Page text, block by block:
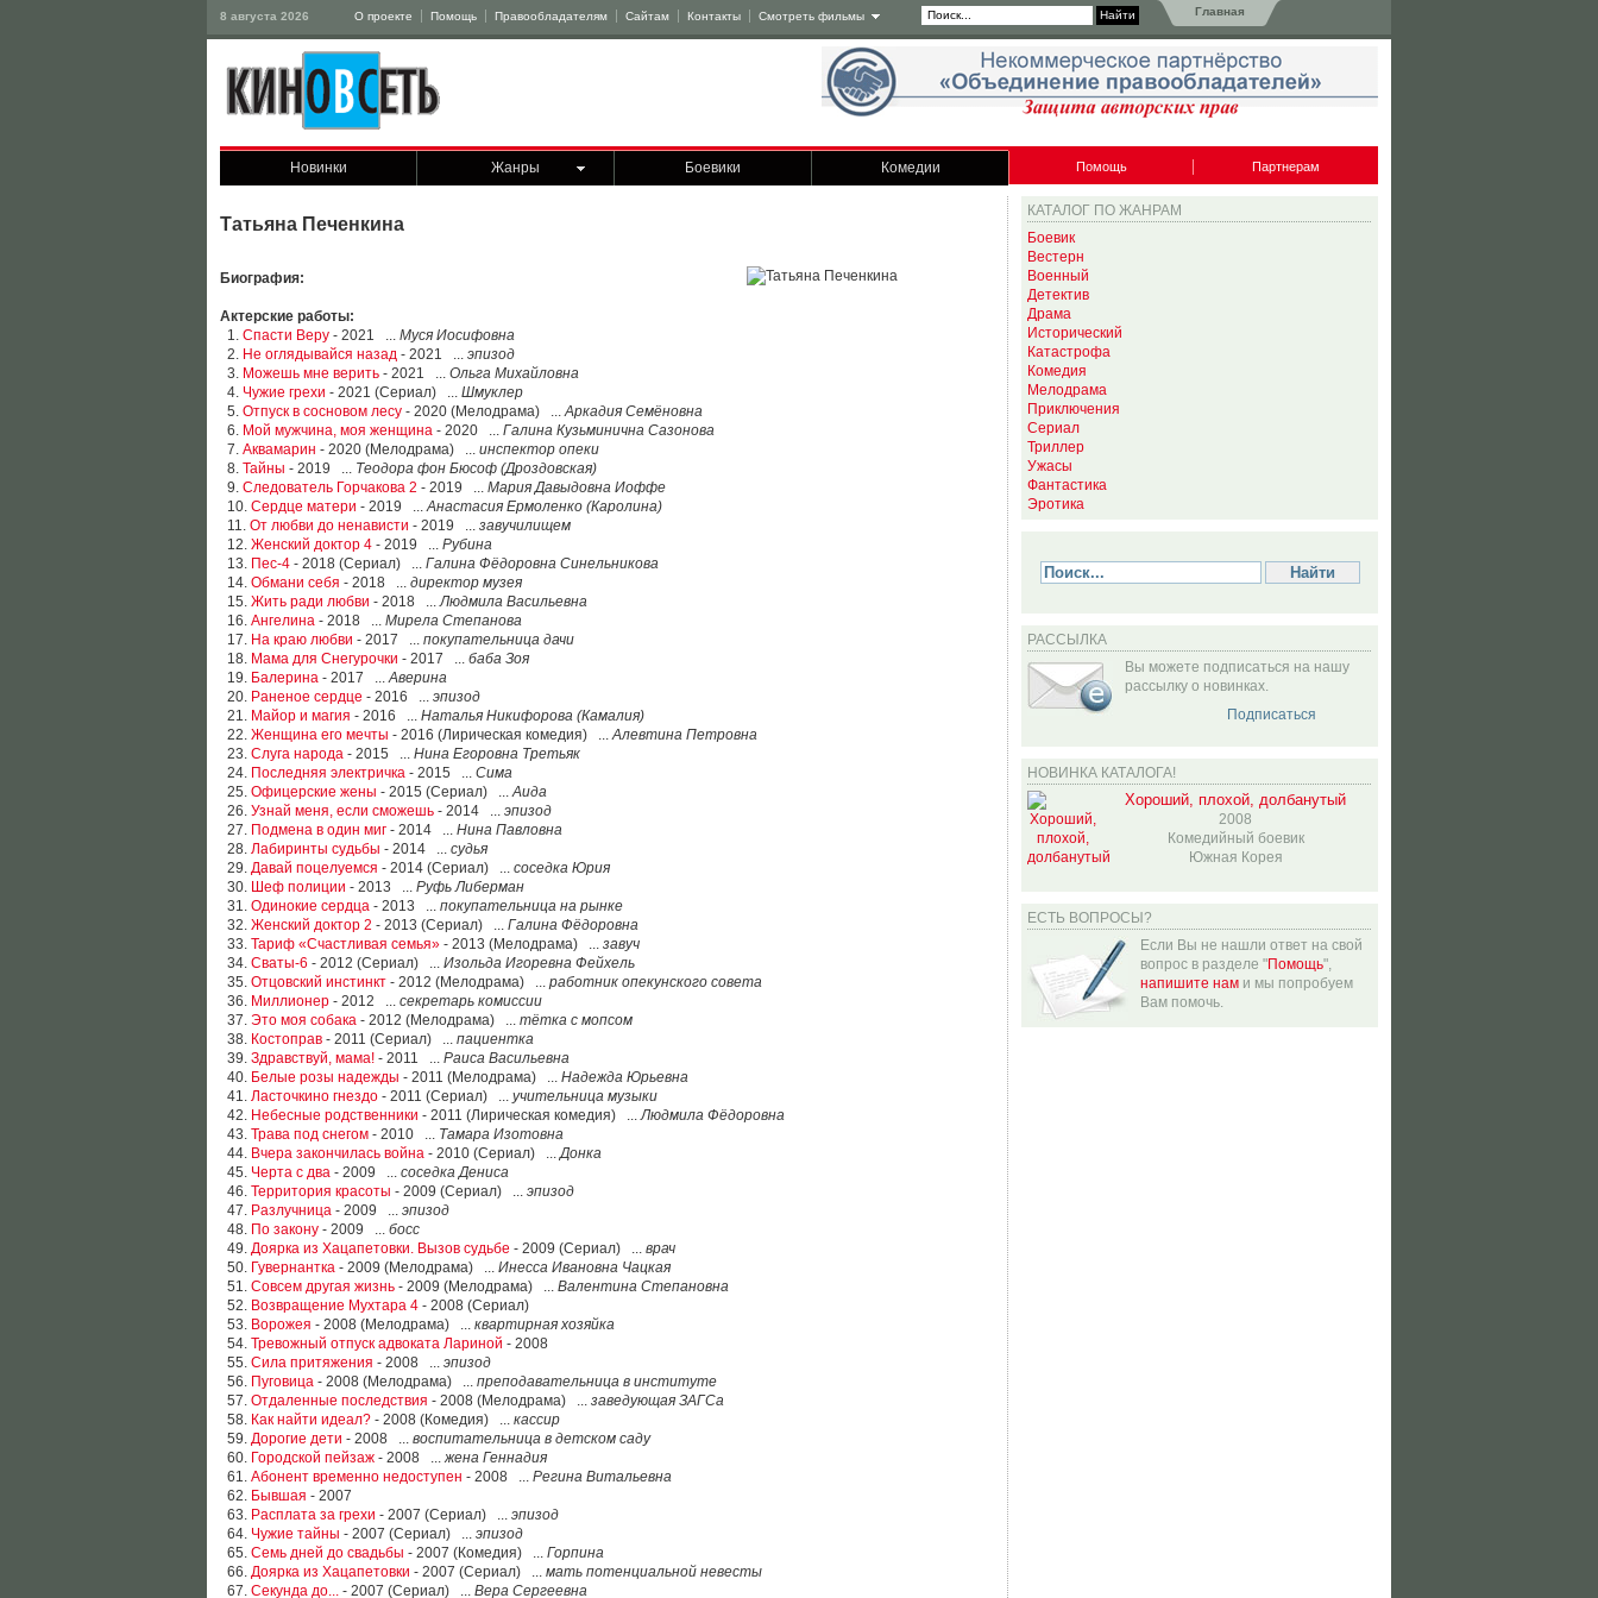
8 августа 2026 О проекте Помощь Правообладателям Сайтам Контакты Смотреть фильмы Главная
Новинки Жанры Боевики Комедии Помощь Партнерам
Татьяна Печенкина
Биография:
Актерские работы:
1. Спасти Веру - 2021 ... Муся Иосифовна
2. Не оглядывайся назад - 2021 ... эпизод
3. Можешь мне верить - 2021 ... Ольга Михайловна
4. Чужие грехи - 2021 (Сериал) ... Шмуклер
5. Отпуск в сосновом лесу - 2020 (Мелодрама) ...Аркадия Семёновна
6. Мой мужчина, моя женщина - 2020 ... Галина Кузьминична Сазонова
7. Аквамарин - 2020 (Мелодрама) ... инспектор опеки
8. Тайны - 2019 ... Теодора фон Бюсоф (Дроздовская)
9. Следователь Горчакова 2 - 2019 ... Мария Давыдовна Иоффе
10. Сердце матери - 2019 ...Анастасия Ермоленко (Каролина)
11. От любви до ненависти - 2019 ... завучилищем
12. Женский доктор 4 - 2019 ... Рубина
13. Пес-4 - 2018 (Сериал) ... Галина Фёдоровна Синельникова
14. Обмани себя - 2018 ... директор музея
15. Жить ради любви - 2018 ...Людмила Васильевна
16. Ангелина - 2018 ... Мирела Степанова
17. На краю любви - 2017 ... покупательница дачи
18. Мама для Снегурочки - 2017 ... баба Зоя
19. Балерина - 2017 ...Аверина
20. Раненое сердце - 2016 ... эпизод
21. Майор и магия - 2016 ... Наталья Никифорова (Камалия)
22. Женщина его мечты - 2016 (Лирическая комедия) ...Алевтина Петровна
23. Слуга народа - 2015 ... Нина Егоровна Третьяк
24. Последняя электричка - 2015 ... Сима
25. Офицерские жены - 2015 (Сериал) ...Аида
26. Узнай меня, если сможешь - 2014 ... эпизод
27. Подмена в один миг - 2014 ... Нина Павловна
28. Лабиринты судьбы - 2014 ... судья
29. Давай поцелуемся - 2014 (Сериал) ... соседка Юрия
30. Шеф полиции - 2013 ... Руфь Либерман
31. Одинокие сердца - 2013 ... покупательница на рынке
32. Женский доктор 2 - 2013 (Сериал) ... Галина Фёдоровна
33. Тариф «Счастливая семья» - 2013 (Мелодрама) ... завуч
34. Сваты-6 - 2012 (Сериал) ... Изольда Игоревна Фейхель
35. Отцовский инстинкт - 2012 (Мелодрама) ... работник опекунского совета
36. Миллионер - 2012 ... секретарь комиссии
37. Это моя собака - 2012 (Мелодрама) ... тётка с мопсом
38. Костоправ - 2011 (Сериал) ... пациентка
39. Здравствуй, мама! - 2011 ... Раиса Васильевна
40. Белые розы надежды - 2011 (Мелодрама) ... Надежда Юрьевна
41. Ласточкино гнездо - 2011 (Сериал) ... учительница музыки
42. Небесные родственники - 2011 (Лирическая комедия) ...Людмила Фёдоровна
43. Трава под снегом - 2010 ... Тамара Изотовна
44. Вчера закончилась война - 2010 (Сериал) ...Донка
45. Черта с два - 2009 ... соседка Дениса
46. Территория красоты - 2009 (Сериал) ... эпизод
47. Разлучница - 2009 ... эпизод
48. По закону - 2009 ... босс
49. Доярка из Хацапетовки. Вызов судьбе - 2009 (Сериал) ... врач
50. Гувернантка - 2009 (Мелодрама) ... Инесса Ивановна Чацкая
51. Совсем другая жизнь - 2009 (Мелодрама) ... Валентина Степановна
52. Возвращение Мухтара 4 - 2008 (Сериал)
53. Ворожея - 2008 (Мелодрама) ... квартирная хозяйка
54. Тревожный отпуск адвоката Лариной - 2008
55. Сила притяжения - 2008 ... эпизод
56. Пуговица - 2008 (Мелодрама) ... преподавательница в институте
57. Отдаленные последствия - 2008 (Мелодрама) ... заведующая ЗАГСа
58. Как найти идеал? - 2008 (Комедия) ... кассир
59. Дорогие дети - 2008 ... воспитательница в детском саду
60. Городской пейзаж - 2008 ...жена Геннадия
61. Абонент временно недоступен - 2008 ... Регина Витальевна
62. Бывшая - 2007
63. Расплата за грехи - 2007 (Сериал) ... эпизод
64. Чужие тайны - 2007 (Сериал) ... эпизод
65. Семь дней до свадьбы - 2007 (Комедия) ... Горпина
66. Доярка из Хацапетовки - 2007 (Сериал) ... мать потенциальной невесты
67. Секунда до... - 2007 (Сериал) ... Вера Сергеевна
КАТАЛОГ ПО ЖАНРАМ
Боевик
Вестерн
Военный
Детектив
Драма
Исторический
Катастрофа
Комедия
Мелодрама
Приключения
Сериал
Триллер
Ужасы
Фантастика
Эротика
РАССЫЛКА
Вы можете подписаться на нашу
рассылку о новинках.
Подписаться
НОВИНКА КАТАЛОГА!
Хороший, плохой, долбанутый
2008
Комедийный боевик
Южная Корея
ЕСТЬ ВОПРОСЫ?
Если Вы не нашли ответ на свой
вопрос в разделе "Помощь",
напишите нам и мы попробуем
Вам помочь.